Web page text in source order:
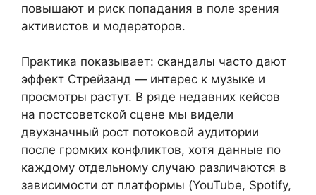
повышают и риск попадания в поле зрения
активистов и модераторов.
Практика показывает: скандалы часто дают
эффект Стрейзанд — интерес к музыке и
просмотры растут. В ряде недавних кейсов
на постсоветской сцене мы видели
двухзначный рост потоковой аудитории
после громких конфликтов, хотя данные по
каждому отдельному случаю различаются в
зависимости от платформы (YouTube, Spotify,